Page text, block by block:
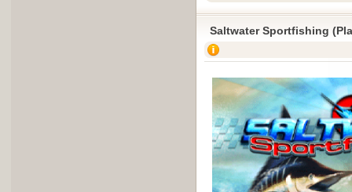
Saltwater Sportfishing